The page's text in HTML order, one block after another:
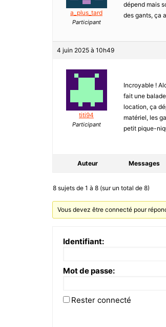
a_plus_tard
Participant
dépend mais
des gants, ça
4 juin 2025 à 10h49
titi94
Participant
Incroyable !
fait une
location, ça
matériel, les
petit pique-
Auteur Messages
8 sujets de 1 à 8 (sur un total de 8)
Vous devez être connecté pour
Identifiant:
Mot de passe:
Rester connecté